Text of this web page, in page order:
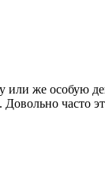
или же особую
часто